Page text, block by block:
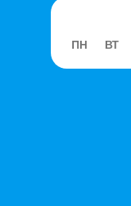
ПН
ВТ